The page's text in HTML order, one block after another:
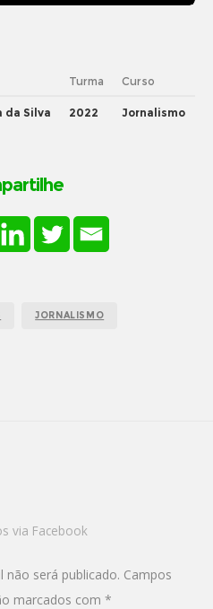
Turma Curso
da Silva 2022 Jornalismo
JORNALISMO
via Facebook
não será publicado. Campos
marcados com *